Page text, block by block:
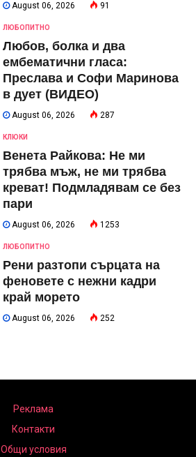
August 06, 2026 91
ЛЮБОПИТНО
Любов, болка и два
ембематични гласа:
Преслава и Софи Маринова
в дует (ВИДЕО)
August 06, 2026 287
КЛЮКИ
Венета Райкова: Не ми
трябва мъж, не ми трябва
креват! Подмладявам се без
пари
August 06, 2026 1253
ЛЮБОПИТНО
Рени разтопи сърцата на
феновете с нежни кадри
край морето
August 06, 2026 252
Реклама
Контакти
Общи условия